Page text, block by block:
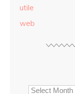
utile
web